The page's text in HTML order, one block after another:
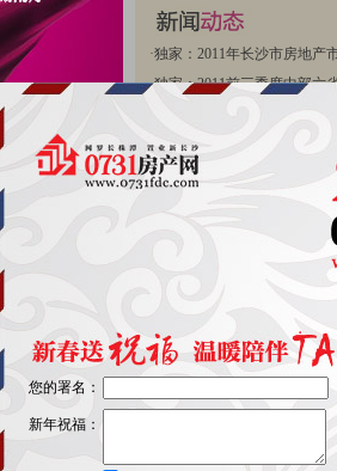
您的署名：
新年祝福：
·独家：2011年长沙市房地产
·独家：2011前三季度中部六
·陈敦旭：2012年长沙楼市将
·市场观察：供应之变——厚积
市场观察：销售之变——鏖
市场观察：供需之变——供
累计销售排行榜